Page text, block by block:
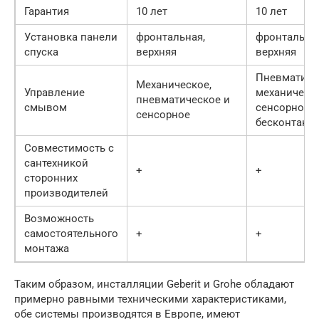
Гарантия 10 лет
10 лет
Установка панели
спуска
фронтальная,
верхняя
верхняя
Управление
смывом
Механическое,
пневматическое и
сенсорное
сенсорное,
Совместимость с
сантехникой
сторонних
производителей
+ +
Возможность
самостоятельного
монтажа
+ +
Таким образом, инсталляции Geberit и Grohe обладают
примерно равными техническими характеристиками,
обе системы производятся в Европе, имеют